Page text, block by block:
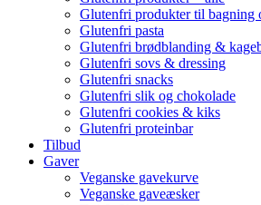
Glutenfri produkter til bagning
Glutenfri pasta
Glutenfri brødblanding &
Glutenfri sovs & dressing
Glutenfri snacks
Glutenfri slik og chokolade
Glutenfri cookies & kiks
Glutenfri proteinbar
Tilbud
Gaver
Veganske gavekurve
Veganske gaveæsker